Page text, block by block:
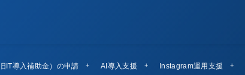
IT導入補助金）の申請 AI導入支援 Instagram運用支援